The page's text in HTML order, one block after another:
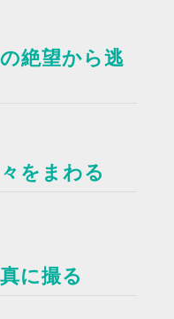
絶望から逃
をまわる
に撮る